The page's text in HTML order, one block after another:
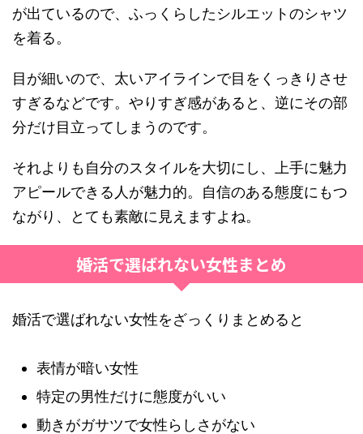
が出ているので、ふっくらしたシルエットのシャツ
を着る。
目が細いので、太いアイラインで目をくっきりさせ
すぎるなどです。やりすぎ感があると、逆にその部
分だけ目立ってしまうのです。
それよりも自分のスタイルを大切にし、上手に魅力
アピールできる人が魅力的。自信のある態度にもつ
ながり、とても素敵に見えますよね。
婚活で選ばれない女性まとめ
婚活で選ばれない女性をざっくりまとめると
表情が暗い女性
特定の男性だけに態度がいい
動きがガサツで女性らしさがない